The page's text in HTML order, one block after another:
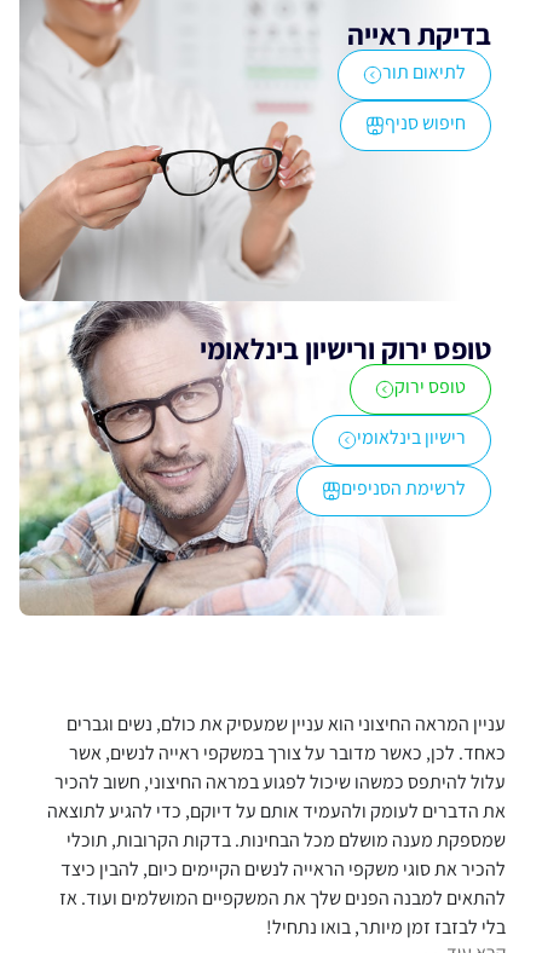
בדיקת ראייה
לתיאום תור
חיפוש סניף
טופס ירוק ורישיון בינלאומי
טופס ירוק
רישיון בינלאומי
לרשימת הסניפים
עניין המראה החיצוני הוא עניין שמעסיק את כולם, נשים וגברים
כאחד. לכן, כאשר מדובר על צורך במשקפי ראייה לנשים, אשר
עלול להיתפס כמשהו שיכול לפגוע במראה החיצוני, חשוב להכיר
את הדברים לעומק ולהעמיד אותם על דיוקם, כדי להגיע לתוצאה
שמספקת מענה מושלם מכל הבחינות. בדקות הקרובות, תוכלי
להכיר את סוגי משקפי הראייה לנשים הקיימים כיום, להבין כיצד
להתאים למבנה הפנים שלך את המשקפיים המושלמים ועוד. אז
בלי לבזבז זמן מיותר, בואו נתחיל!